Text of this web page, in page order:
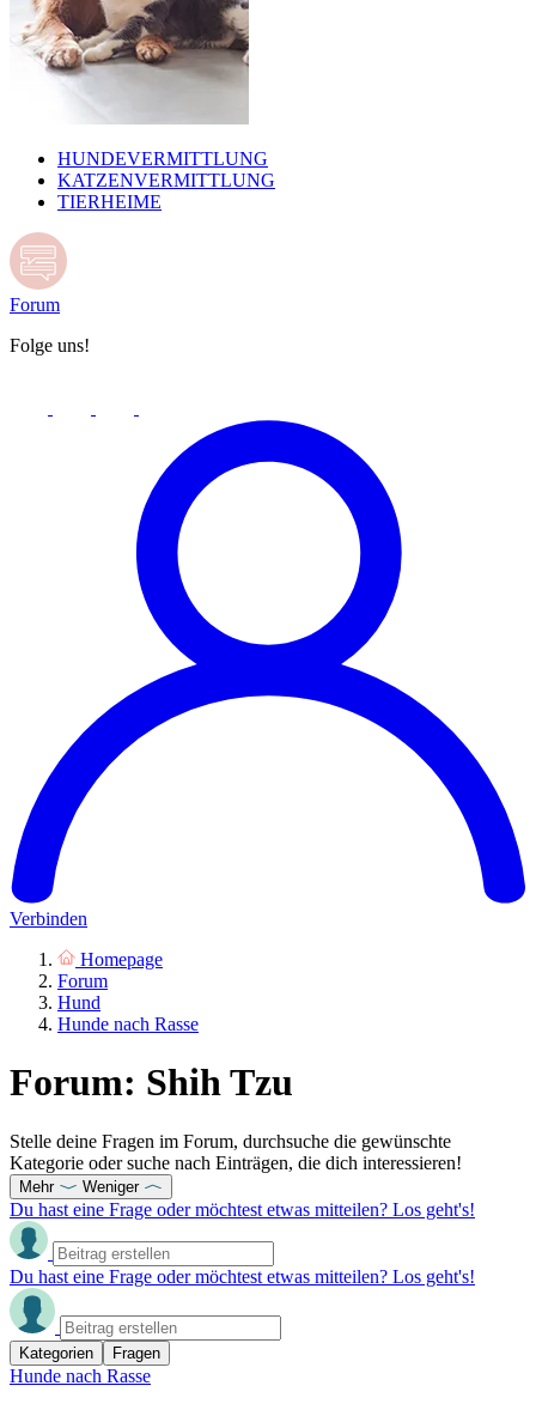
HUNDEVERMITTLUNG
KATZENVERMITTLUNG
TIERHEIME
Forum
Folge uns!
Verbinden
Homepage
Forum
Hund
Hunde nach Rasse
Forum: Shih Tzu
Stelle deine Fragen im Forum, durchsuche die gewünschte
Kategorie oder suche nach Einträgen, die dich interessieren!
Mehr Weniger
Du hast eine Frage oder möchtest etwas mitteilen? Los geht's!
Du hast eine Frage oder möchtest etwas mitteilen? Los geht's!
Kategorien Fragen
Hunde nach Rasse